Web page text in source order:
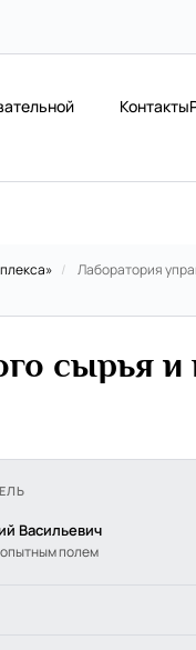
Контакты
/
Лаборатория
сырья
Васильевич
полем